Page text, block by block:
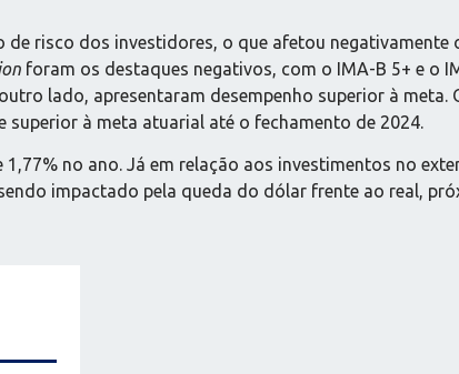
risco dos investidores, o que afetou negativamente
foram os destaques negativos, com o IMA-B 5+ e o
lado, apresentaram desempenho superior à meta.
à meta atuarial até o fechamento de 2024.
no ano. Já em relação aos investimentos no
impactado pela queda do dólar frente ao real,